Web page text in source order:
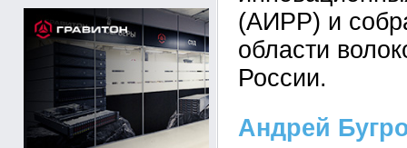
(АИРР) и
области
России.
Андрей